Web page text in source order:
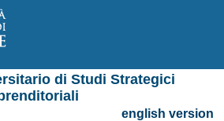
di Studi Strategici
english version